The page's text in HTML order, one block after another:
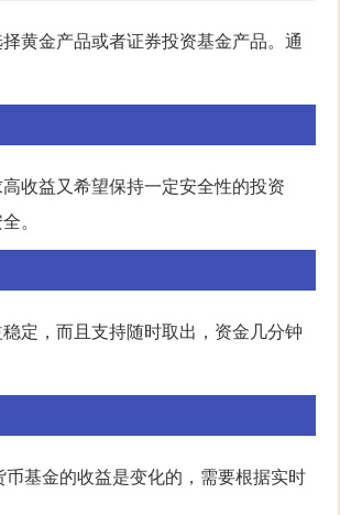
黄金产品或者证券投资基金产品。通
收益又希望保持一定安全性的投资
。
定，而且支持随时取出，资金几分钟
基金的收益是变化的，需要根据实时